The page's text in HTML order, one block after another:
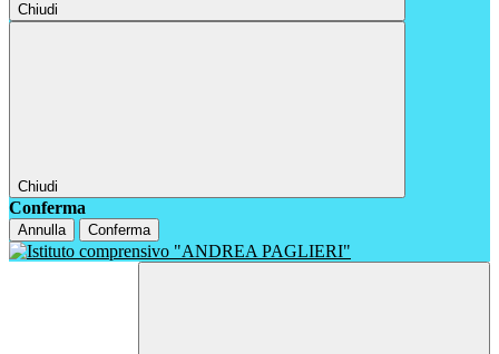
Chiudi
Chiudi
Conferma
Annulla Conferma